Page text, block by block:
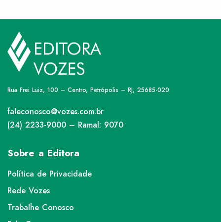
Rua Frei Luiz, 100 – Centro, Petrópolis – RJ, 25685-020
faleconosco@vozes.com.br
(24) 2233-9000 – Ramal: 9070
Sobre a Editora
Política de Privacidade
Rede Vozes
Trabalhe Conosco